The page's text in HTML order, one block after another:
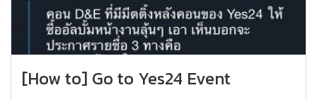
[How to] Go to Yes24 Event